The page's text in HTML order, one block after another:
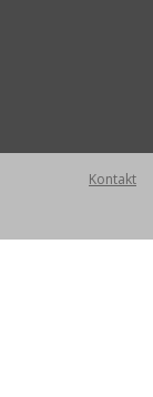
Kontakt